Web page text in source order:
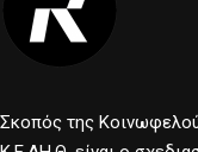
Σκοπός της